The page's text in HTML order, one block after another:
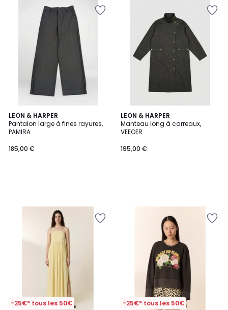
LEON & HARPER
Pantalon large à fines rayures,
PAMIRA
185,00 €
LEON & HARPER
Manteau long à carreaux,
VEEOER
195,00 €
-25€* tous les 50€ -25€* tous les 50€